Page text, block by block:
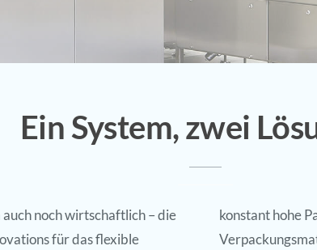
Ein System, zwei
noch wirtschaftlich – die
für das flexible
konstant hohe